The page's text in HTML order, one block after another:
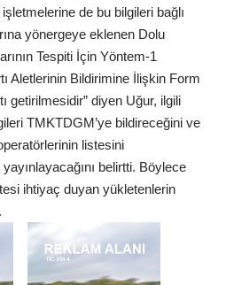
de bu bilgileri bağlı
yönergeye eklenen Dolu
Tespiti İçin Yöntem-1
Aletlerinin Bildirimine İlişkin Form
getirilmesidir” diyen Uğur, ilgili
TMKTDGM’ye bildireceğini ve
listesini
belirtti. Böylece
ihtiyaç duyan yükletenlerin